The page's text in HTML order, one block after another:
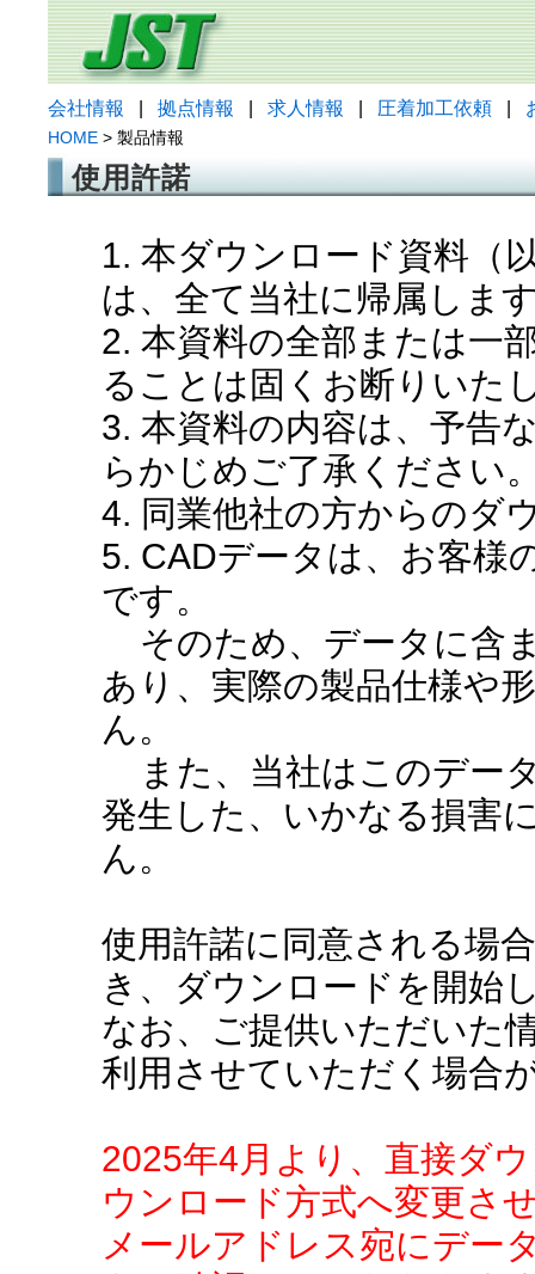
会社情報 拠点情報 求人情報 圧着加工依頼
HOME > 製品情報
使用許諾
1. 本ダウンロード資料（
は、全て当社に帰属しま
2. 本資料の全部または一
ることは固くお断りいた
3. 本資料の内容は、予告
らかじめご了承ください
4. 同業他社の方からのダ
5. CADデータは、お客様
です。
そのため、データに含
あり、実際の製品仕様や
ん。
また、当社はこのデー
発生した、いかなる損害
ん。
使用許諾に同意される場
き、ダウンロードを開始
なお、ご提供いただいた
利用させていただく場合
2025年4月より、直接ダ
ウンロード方式へ変更さ
メールアドレス宛にデー